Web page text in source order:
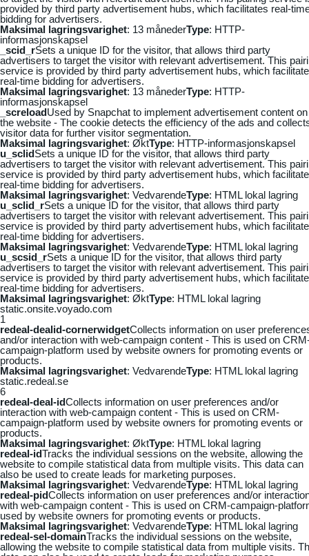
provided by third party advertisement hubs, which facilitates real-
bidding for advertisers.
Maksimal lagringsvarighet: 13 månederType: HTTP-
informasjonskapsel
_scid_rSets a unique ID for the visitor, that allows third party
advertisers to target the visitor with relevant advertisement. This
service is provided by third party advertisement hubs, which
real-time bidding for advertisers.
Maksimal lagringsvarighet: 13 månederType: HTTP-
informasjonskapsel
_screloadUsed by Snapchat to implement advertisement content on
the website - The cookie detects the efficiency of the ads and
visitor data for further visitor segmentation.
Maksimal lagringsvarighet: ØktType: HTTP-informasjonskapsel
u_sclidSets a unique ID for the visitor, that allows third party
advertisers to target the visitor with relevant advertisement. This
service is provided by third party advertisement hubs, which
real-time bidding for advertisers.
Maksimal lagringsvarighet: VedvarendeType: HTML lokal lagring
u_sclid_rSets a unique ID for the visitor, that allows third party
advertisers to target the visitor with relevant advertisement. This
service is provided by third party advertisement hubs, which
real-time bidding for advertisers.
Maksimal lagringsvarighet: VedvarendeType: HTML lokal lagring
u_scsid_rSets a unique ID for the visitor, that allows third party
advertisers to target the visitor with relevant advertisement. This
service is provided by third party advertisement hubs, which
real-time bidding for advertisers.
Maksimal lagringsvarighet: ØktType: HTML lokal lagring
static.onsite.voyado.com
1
redeal-dealid-cornerwidgetCollects information on user
and/or interaction with web-campaign content - This is used on
campaign-platform used by website owners for promoting events or
products.
Maksimal lagringsvarighet: VedvarendeType: HTML lokal lagring
static.redeal.se
6
redeal-deal-idCollects information on user preferences and/or
interaction with web-campaign content - This is used on CRM-
campaign-platform used by website owners for promoting events or
products.
Maksimal lagringsvarighet: ØktType: HTML lokal lagring
redeal-idTracks the individual sessions on the website, allowing the
website to compile statistical data from multiple visits. This data can
also be used to create leads for marketing purposes.
Maksimal lagringsvarighet: VedvarendeType: HTML lokal lagring
redeal-pidCollects information on user preferences and/or
with web-campaign content - This is used on CRM-campaign-
used by website owners for promoting events or products.
Maksimal lagringsvarighet: VedvarendeType: HTML lokal lagring
redeal-sel-domainTracks the individual sessions on the website,
allowing the website to compile statistical data from multiple visits.